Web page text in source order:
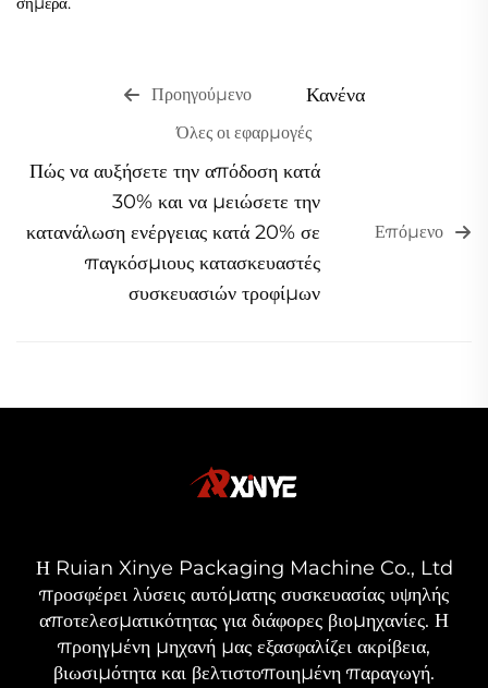
Προηγούμενο Κανένα
Όλες οι εφαρμογές
Επόμενο
Πώς να αυξήσετε την απόδοση κατά
30% και να μειώσετε την
κατανάλωση ενέργειας κατά 20% σε
παγκόσμιους κατασκευαστές
συσκευασιών τροφίμων
Η Ruian Xinye Packaging Machine Co., Ltd
προσφέρει λύσεις αυτόματης συσκευασίας υψηλής
αποτελεσματικότητας για διάφορες βιομηχανίες. Η
προηγμένη μηχανή μας εξασφαλίζει ακρίβεια,
βιωσιμότητα και βελτιστοποιημένη παραγωγή.